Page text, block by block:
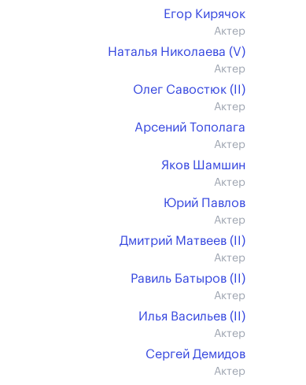
Егор Кирячок
Актер
Наталья Николаева (V)
Актер
Олег Савостюк (II)
Актер
Арсений Тополага
Актер
Яков Шамшин
Актер
Юрий Павлов
Актер
Дмитрий Матвеев (II)
Актер
Равиль Батыров (II)
Актер
Илья Васильев (II)
Актер
Сергей Демидов
Актер